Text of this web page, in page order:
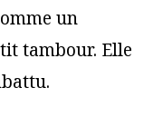
un
tambour. Elle